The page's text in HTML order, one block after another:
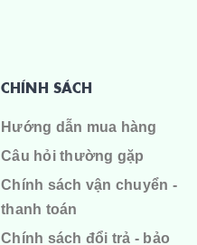
CHÍNH SÁCH
Hướng dẫn mua hàng
Câu hỏi thường gặp
Chính sách vận chuyển -
thanh toán
Chính sách đổi trả - bảo